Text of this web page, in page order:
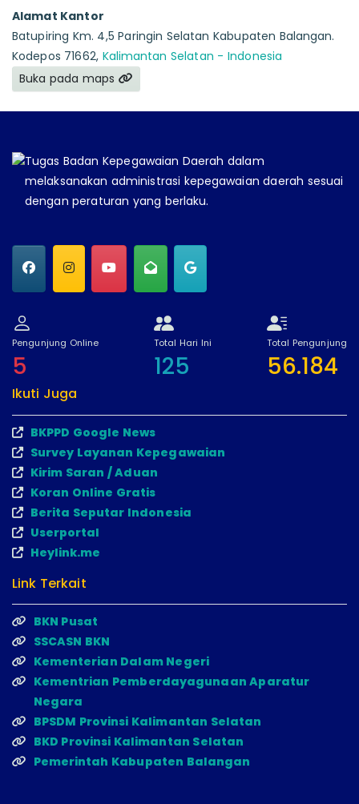
Alamat Kantor
Batupiring Km. 4,5 Paringin Selatan Kabupaten Balangan.
Kodepos 71662, Kalimantan Selatan - Indonesia
Buka pada maps
Tugas Badan Kepegawaian Daerah dalam
melaksanakan administrasi kepegawaian daerah sesuai
dengan peraturan yang berlaku.
Pengunjung Online
5
Total Hari Ini
125
Total Pengunjung
56.184
Ikuti Juga
BKPPD Google News
Survey Layanan Kepegawaian
Kirim Saran / Aduan
Koran Online Gratis
Berita Seputar Indonesia
Userportal
Heylink.me
Link Terkait
BKN Pusat
SSCASN BKN
Kementerian Dalam Negeri
Kementrian Pemberdayagunaan Aparatur
Negara
BPSDM Provinsi Kalimantan Selatan
BKD Provinsi Kalimantan Selatan
Pemerintah Kabupaten Balangan